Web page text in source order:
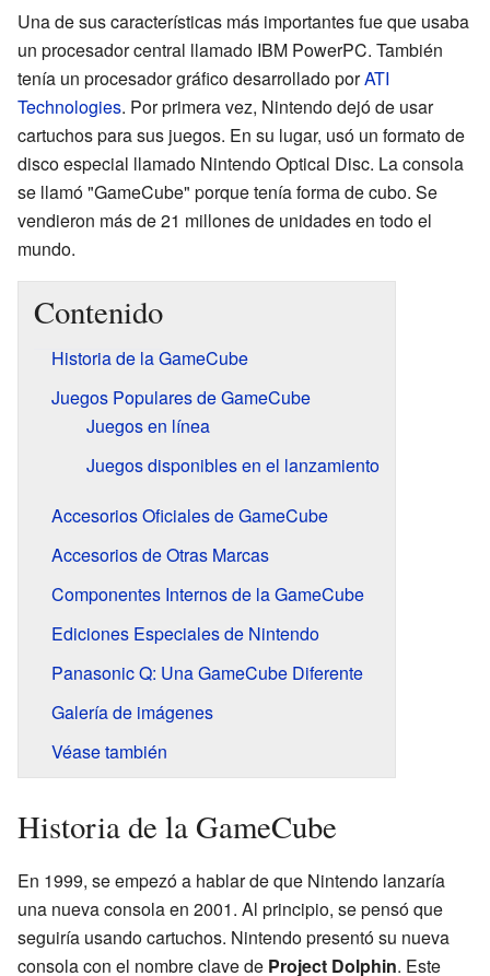
Una de sus características más importantes fue que usaba
un procesador central llamado IBM PowerPC. También
tenía un procesador gráfico desarrollado porATI
Technologies. Por primera vez, Nintendo dejó de usar
cartuchos para sus juegos. En su lugar, usó un formato de
disco especial llamado Nintendo Optical Disc. La consola
se llamó "GameCube" porque tenía forma de cubo. Se
vendieron más de 21 millones de unidades en todo el
mundo.
Contenido
Historia de la GameCube
Juegos Populares de GameCube
Juegos en línea
Juegos disponibles en el lanzamiento
Accesorios Oficiales de GameCube
Accesorios de Otras Marcas
Componentes Internos de la GameCube
Ediciones Especiales de Nintendo
Panasonic Q: Una GameCube Diferente
Galería de imágenes
Véase también
Historia de la GameCube
En 1999, se empezó a hablar de que Nintendo lanzaría
una nueva consola en 2001. Al principio, se pensó que
seguiría usando cartuchos. Nintendo presentó su nueva
consola con el nombre clave de Project Dolphin. Este